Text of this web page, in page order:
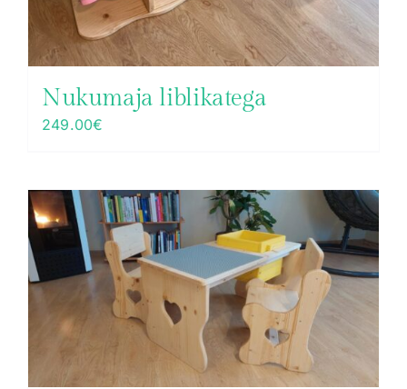
Nukumaja liblikatega
249.00€